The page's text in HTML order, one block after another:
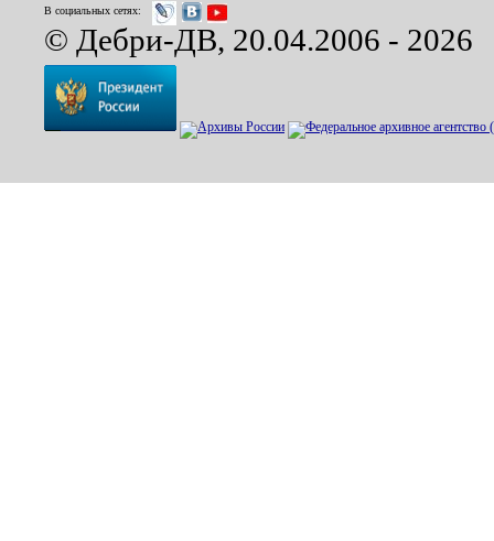
В социальных сетях:
© Дебри-ДВ, 20.04.2006 - 2026